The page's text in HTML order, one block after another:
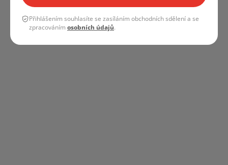
Přihlášením souhlasíte se zasíláním obchodních sdělení a se
zpracováním osobních údajů.